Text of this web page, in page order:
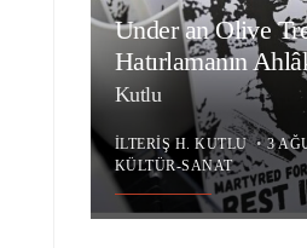
Under an Olive
Hatırlamanın
Kutlu
İLTERIŞ H. KUTLU • 3
KÜLTÜR-SANAT